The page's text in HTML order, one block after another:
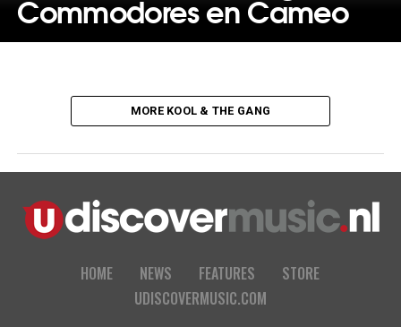
Commodores en Cameo
MORE KOOL & THE GANG
HOME NEWS FEATURES
STORE
UDISCOVERMUSIC.COM